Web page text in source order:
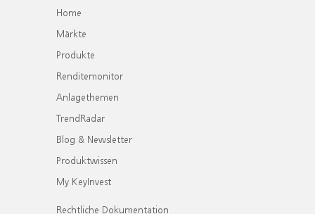
Home
Märkte
Produkte
Renditemonitor
Anlagethemen
TrendRadar
Blog & Newsletter
Produktwissen
My KeyInvest
Rechtliche Dokumentation